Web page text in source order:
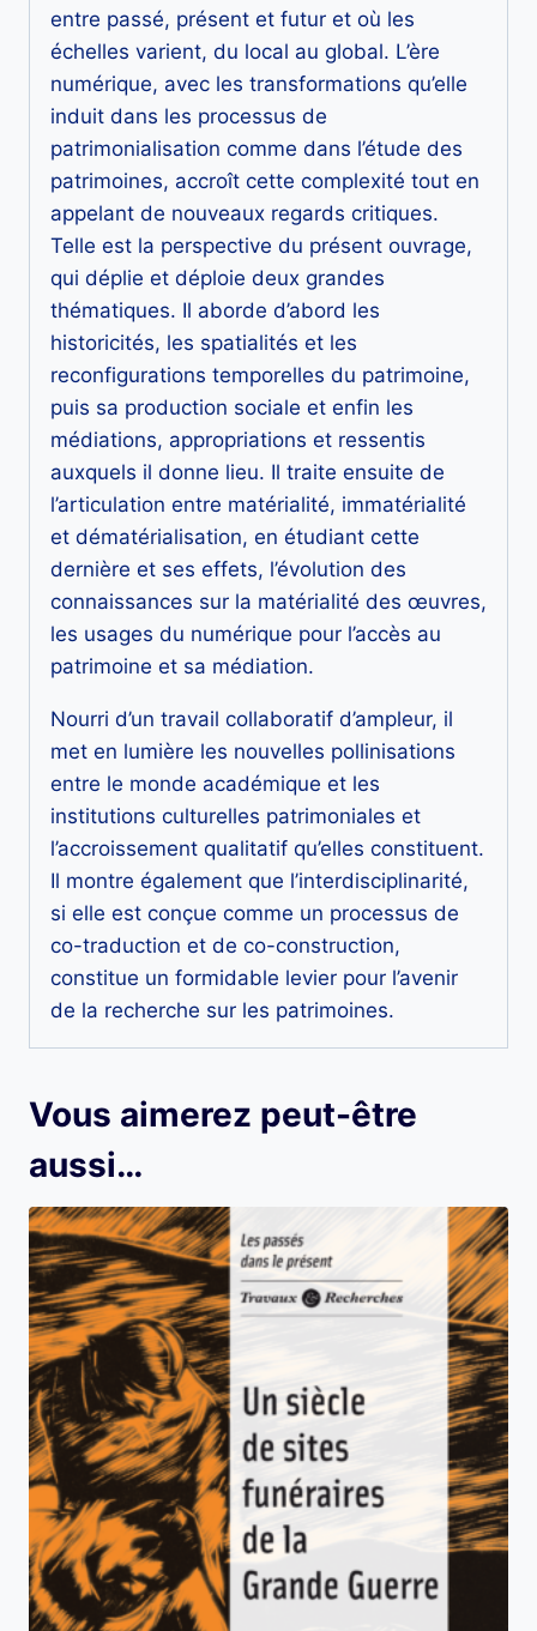
entre passé, présent et futur et où les
échelles varient, du local au global. L’ère
numérique, avec les transformations qu’elle
induit dans les processus de
patrimonialisation comme dans l’étude des
patrimoines, accroît cette complexité tout en
appelant de nouveaux regards critiques.
Telle est la perspective du présent ouvrage,
qui déplie et déploie deux grandes
thématiques. Il aborde d’abord les
historicités, les spatialités et les
reconfigurations temporelles du patrimoine,
puis sa production sociale et enfin les
médiations, appropriations et ressentis
auxquels il donne lieu. Il traite ensuite de
l’articulation entre matérialité, immatérialité
et dématérialisation, en étudiant cette
dernière et ses effets, l’évolution des
connaissances sur la matérialité des œuvres,
les usages du numérique pour l’accès au
patrimoine et sa médiation.
Nourri d’un travail collaboratif d’ampleur, il
met en lumière les nouvelles pollinisations
entre le monde académique et les
institutions culturelles patrimoniales et
l’accroissement qualitatif qu’elles constituent.
Il montre également que l’interdisciplinarité,
si elle est conçue comme un processus de
co-traduction et de co-construction,
constitue un formidable levier pour l’avenir
de la recherche sur les patrimoines.
Vous aimerez peut-être
aussi…